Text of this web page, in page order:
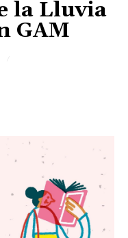
la Lluvia
GAM